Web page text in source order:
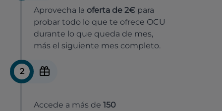
Aprovecha la oferta de 2€ para
probar todo lo que te ofrece OCU
durante lo que queda de mes,
más el siguiente mes completo.
2
Accede a más de 150